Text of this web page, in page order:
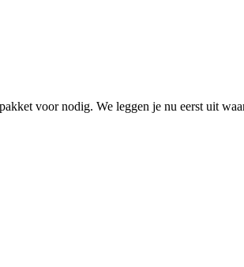
voor nodig. We leggen je nu eerst uit